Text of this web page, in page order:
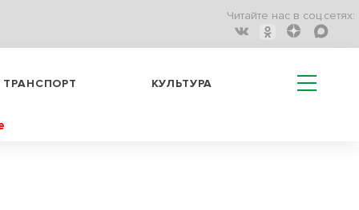
Читайте нас в соц.сетях:
ТРАНСПОРТ КУЛЬТУРА